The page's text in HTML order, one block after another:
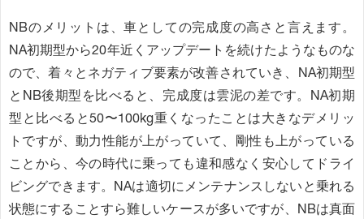
NBのメリットは、車としての完成度の高さと言えます。
NA初期型から20年近くアップデートを続けたようなものな
ので、着々とネガティブ要素が改善されていき、NA初期型
とNB後期型を比べると、完成度は雲泥の差です。NA初期
型と比べると50〜100kg重くなったことは大きなデメリッ
トですが、動力性能が上がっていて、剛性も上がっている
ことから、今の時代に乗っても違和感なく安心してドライ
ビングできます。NAは適切にメンテナンスしないと乗れる
状態にすることすら難しいケースが多いですが、NBは真面